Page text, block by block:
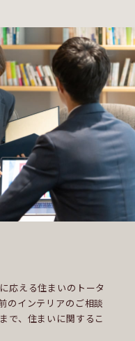
応える住まいのトータ
のインテリアのご相談
で、住まいに関するこ